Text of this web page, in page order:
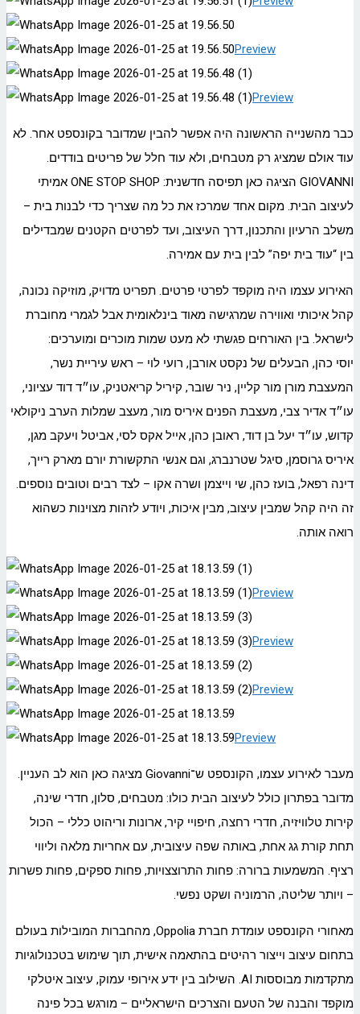
Preview
Preview
כבר מהשנייה הראשונה היה אפשר להבין שמדובר בקונספט אחר. לא
עוד אולם שמציג רק מטבחים, ולא עוד חלל של פריטים בודדים.
GIOVANNI הציגה כאן תפיסה חדשנית: ONE STOP SHOP אמיתי
לעיצוב הבית. מקום אחד שמרכז את כל מה שצריך כדי לבנות בית –
משלב הרעיון והתכנון, דרך העיצוב, ועד לפרטים הקטנים שמבדילים
בין “עוד בית יפה” לבין בית עם אמירה.
האירוע עצמו היה מוקפד לפרטי פרטים. תפריט מדויק, מוזיקה נכונה,
קהל איכותי ואווירה שמרגישה מאוד בינלאומית אבל לגמרי מחוברת
לישראל. בין האורחים פגשתי לא מעט שמות מוכרים ומוערכים:
יוסי כהן, הבעלים של נקסט אורבן, רועי לוי – ראש עיריית נשר,
המעצבת מורן מור קליין, ניר שובר, קיריל קריאטניק, עו״ד דוד עציוני,
עו״ד אדיר צבי, מעצבת הפנים איריס מור, מעצב שמלות הערב ניקולאי
קדוש, עו״ד יעל בן דוד, ראובן כהן, אייל אקס לסי, אביטל ויעקב מגן,
איריס גרוסמן, סיגל שטרנברג, וגם אנשי התקשורת יורם מארק רייך,
דינה רפאל, בועז כהן, שי וייצמן ושרה אקו – לצד רבים וטובים נוספים.
זה היה קהל שמבין עיצוב, מבין איכות, ויודע לזהות מצוינות כשהוא
רואה אותה.
Preview
Preview
Preview
Preview
מעבר לאירוע עצמו, הקונספט ש־Giovanni מציגה כאן הוא לב העניין.
מדובר בפתרון כולל לעיצוב הבית כולו: מטבחים, סלון, חדרי שינה,
קירות טלוויזיה, חדרי רחצה, חיפויי קיר, ארונות וריהוט כללי – הכול
תחת קורת גג אחת, באותה שפה עיצובית, עם אחריות מלאה וליווי
רציף. המשמעות ברורה: פחות התרוצצויות, פחות ספקים, פחות פשרות
– ויותר שליטה, הרמוניה ושקט נפשי.
מאחורי הקונספט עומדת חברת Oppolia, מהחברות המובילות בעולם
בתחום עיצוב וייצור רהיטים בהתאמה אישית, תוך שימוש בטכנולוגיות
מתקדמות מבוססות AI. השילוב בין ידע אירופי עמוק, עיצוב איטלקי
מוקפד והבנה של הטעם והצרכים הישראליים – מורגש בכל פינה